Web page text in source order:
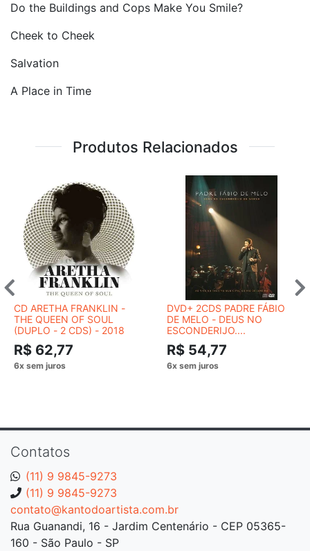
Do the Buildings and Cops Make You Smile?
Cheek to Cheek
Salvation
A Place in Time
Produtos Relacionados
CD ARETHA FRANKLIN -
THE QUEEN OF SOUL
(DUPLO - 2 CDS) - 2018
R$ 62,77
DVD+ 2CDS PADRE FÁBIO
DE MELO - DEUS NO
ESCONDERIJO....
R$ 54,77
Contatos
(11) 9 9845-9273
(11) 9 9845-9273
contato@kantodoartista.com.br
Rua Guanandi, 16 - Jardim Centenário - CEP 05365-
160 - São Paulo - SP